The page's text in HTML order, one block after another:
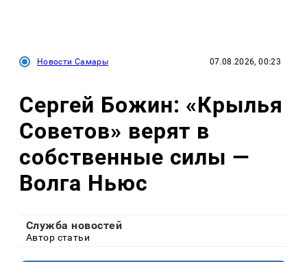
Новости Самары 07.08.2026, 00:23
Сергей Божин: «Крылья
Советов» верят в
собственные силы —
Волга Ньюс
Служба новостей
Автор статьи